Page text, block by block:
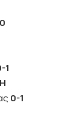
1
0-1